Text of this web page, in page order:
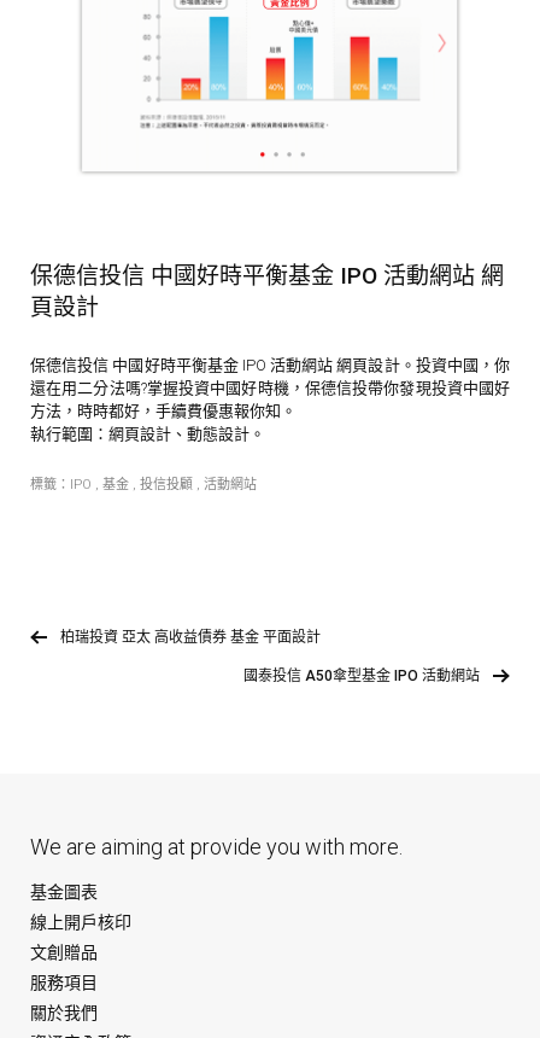
保德信投信 中國好時平衡基金 IPO 活動網站 網
頁設計
保德信投信 中國好時平衡基金 IPO 活動網站 網頁設計。投資中國，你
還在用二分法嗎?掌握投資中國好時機，保德信投帶你發現投資中國好
方法，時時都好，手續費優惠報你知。
執行範圍：網頁設計、動態設計。
標籤： IPO , 基金 , 投信投顧 , 活動網站
柏瑞投資 亞太 高收益債券 基金 平面設計
國泰投信 A50傘型基金 IPO 活動網站
We are aiming at provide you with more.
基金圖表
線上開戶核印
文創贈品
服務項目
關於我們